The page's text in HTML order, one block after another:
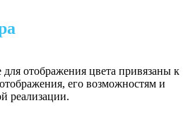
отображения цвета привязаны к
его возможностям и
реализации.